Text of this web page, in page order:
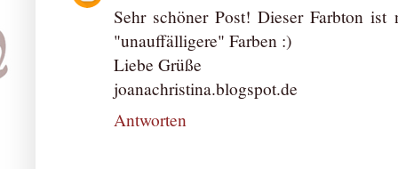
Sehr schöner Post! Dieser Farbton
"unauffälligere" Farben :)
Liebe Grüße
joanachristina.blogspot.de
Antworten